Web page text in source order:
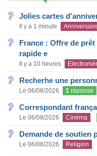
Jolies cartes
Il y a 1 minute
France : Offre de
rapide e
Il y a 10 heures
Recherhe une
Le 06/08/2026 1 réponse
Correspondant
Le 06/08/2026 Cinéma
Demande de soutien
Le 06/08/2026 Religion